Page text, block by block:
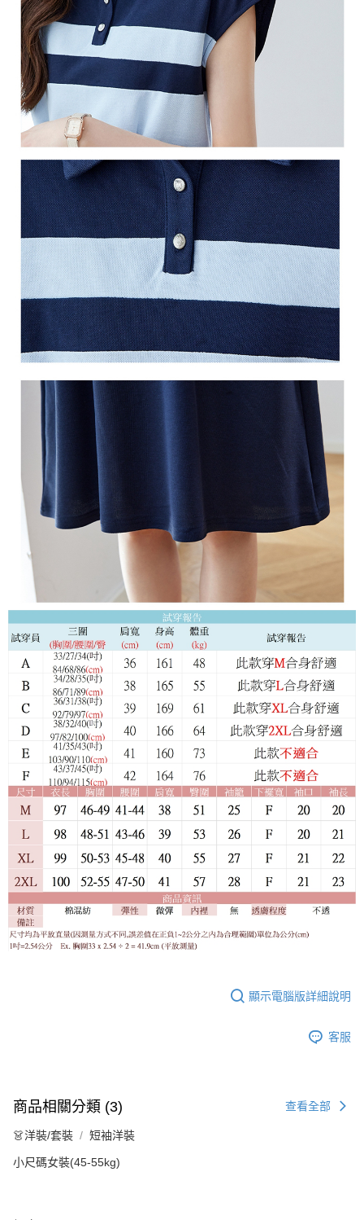
顯示電腦版詳細說明
客服
商品相關分類 (3) 查看全部
👗洋裝/套裝 短袖洋裝
小尺碼女裝(45-55kg)